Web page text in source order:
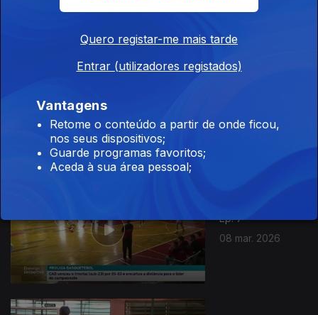
Ep. 7
08 mar. 2026
Quero registar-me mais tarde
Entrar (utilizadores registados)
Vantagens
Retome o conteúdo a partir de onde ficou,
nos seus dispositivos;
Guarde programas favoritos;
Aceda à sua área pessoal;